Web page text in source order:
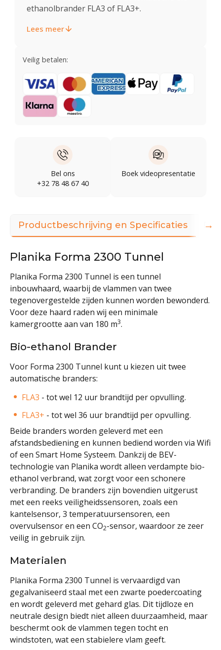
ethanolbrander FLA3 of FLA3+.
Lees meer
Veilig betalen:
Bel ons
+32 78 48 67 40
Boek videopresentatie
Productbeschrijving en Specificaties
Planika Forma 2300 Tunnel
Planika Forma 2300 Tunnel is een tunnel
inbouwhaard, waarbij de vlammen van twee
tegenovergestelde zijden kunnen worden bewonderd.
Voor deze haard raden wij een minimale
kamergrootte aan van 180 m3.
Bio-ethanol Brander
Voor Forma 2300 Tunnel kunt u kiezen uit twee
automatische branders:
FLA3 - tot wel 12 uur brandtijd per opvulling.
FLA3+ - tot wel 36 uur brandtijd per opvulling.
Beide branders worden geleverd met een
afstandsbediening en kunnen bediend worden via Wifi
of een Smart Home Systeem. Dankzij de BEV-
technologie van Planika wordt alleen verdampte bio-
ethanol verbrand, wat zorgt voor een schonere
verbranding. De branders zijn bovendien uitgerust
met een reeks veiligheidssensoren, zoals een
kantelsensor, 3 temperatuursensoren, een
overvulsensor en een CO2-sensor, waardoor ze zeer
veilig in gebruik zijn.
Materialen
Planika Forma 2300 Tunnel is vervaardigd van
gegalvaniseerd staal met een zwarte poedercoating
en wordt geleverd met gehard glas. Dit tijdloze en
neutrale design biedt niet alleen duurzaamheid, maar
beschermt ook de vlammen tegen tocht en
windstoten, wat een stabielere vlam geeft.
→